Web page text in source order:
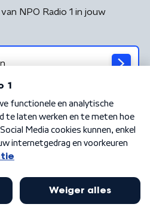
NPO Radio 1 in jouw